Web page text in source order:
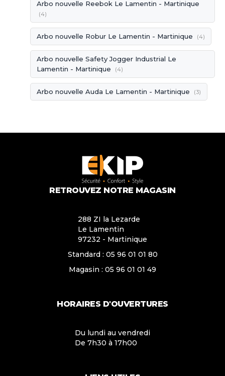
Arbo nouvelle Reebok Le Lamentin - Martinique
(4)
Arbo nouvelle Robur Le Lamentin - Martinique (4)
Arbo nouvelle Safety Jogger Industrial Le
Lamentin - Martinique
(4)
Arbo nouvelle Auda Le Lamentin - Martinique (3)
RETROUVEZ NOTRE MAGASIN
288 ZI la Lezarde
Le Lamentin
97232 - Martinique
Standard : 05 96 01 01 80
Magasin : 05 96 01 01 49
HORAIRES D'OUVERTURES
Du lundi au vendredi
De 7h30 à 17h00